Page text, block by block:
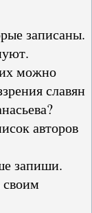
записаны.
можно
славян
авторов
запиши.
своим